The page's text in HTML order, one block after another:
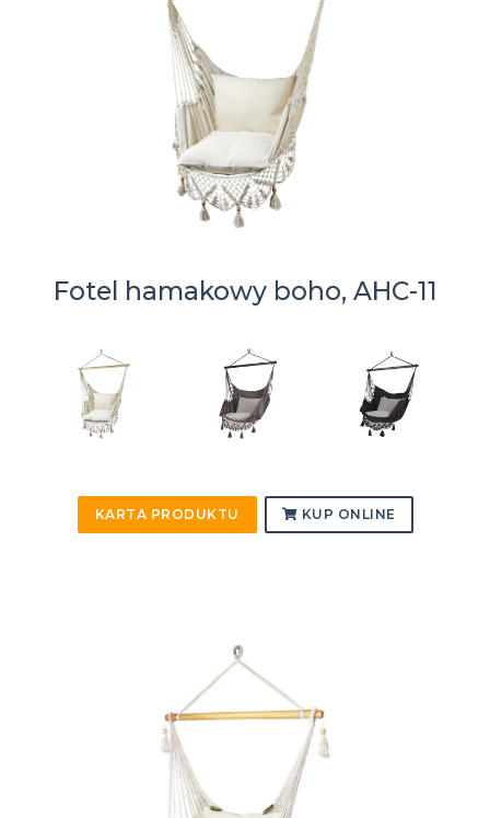
Fotel hamakowy boho, AHC-11
KARTA PRODUKTU KUP ONLINE